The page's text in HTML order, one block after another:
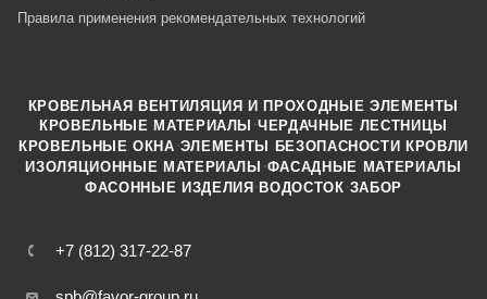
Правила применения рекомендательных технологий
+7 (812) 317-22-87
КРОВЕЛЬНАЯ ВЕНТИЛЯЦИЯ И ПРОХОДНЫЕ ЭЛЕМЕНТЫ
КРОВЕЛЬНЫЕ МАТЕРИАЛЫ ·ЧЕРДАЧНЫЕ ЛЕСТНИЦЫ
КРОВЕЛЬНЫЕ ОКНА ·ЭЛЕМЕНТЫ БЕЗОПАСНОСТИ КРОВЛИ
ИЗОЛЯЦИОННЫЕ МАТЕРИАЛЫ ·ФАСАДНЫЕ МАТЕРИАЛЫ
ФАСОННЫЕ ИЗДЕЛИЯ ·ВОДОСТОК ·ЗАБОР